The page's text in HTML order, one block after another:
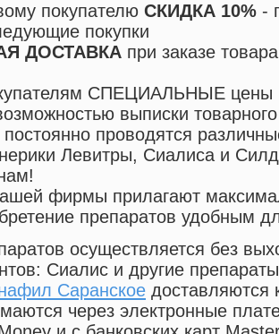
покупателю СКИДКА 10% -
покупки
ДОСТАВКА при заказе
СПЕЦИАЛЬНЫЕ цены
выписки
постоянно проводятся
Левитры, Сиалиса и
фирмы прилагают
препаратов удобным
осуществляется без
Сиалис и другие
Саранское доставляются
через электронные